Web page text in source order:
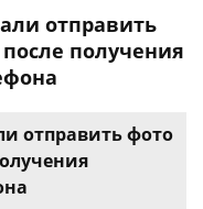
отправить
получения
отправить фото